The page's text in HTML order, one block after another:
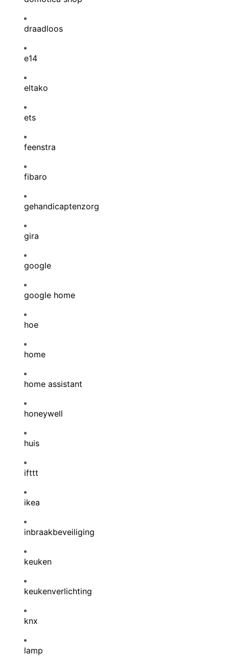
draadloos
e14
eltako
ets
feenstra
fibaro
gehandicaptenzorg
gira
google
google home
hoe
home
home assistant
honeywell
huis
ifttt
ikea
inbraakbeveiliging
keuken
keukenverlichting
knx
lamp